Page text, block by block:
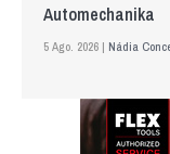
Automechanika
5 Ago. 2026 | Nádia